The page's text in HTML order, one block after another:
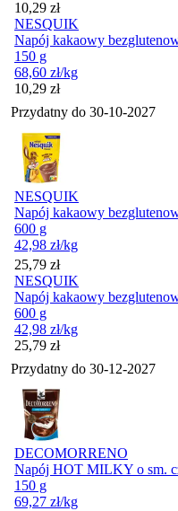
Cena
10,29 zł
NESQUIK
Napój kakaowy
150 g
68,60 zł/kg
Cena
10,29 zł
Przydatny do 30-10-2027
NESQUIK
Napój kakaowy
600 g
42,98 zł/kg
Cena
25,79 zł
NESQUIK
Napój kakaowy
600 g
42,98 zł/kg
Cena
25,79 zł
Przydatny do 30-12-2027
DECOMORRENO
Napój HOT MILKY o sm.
150 g
69,27 zł/kg